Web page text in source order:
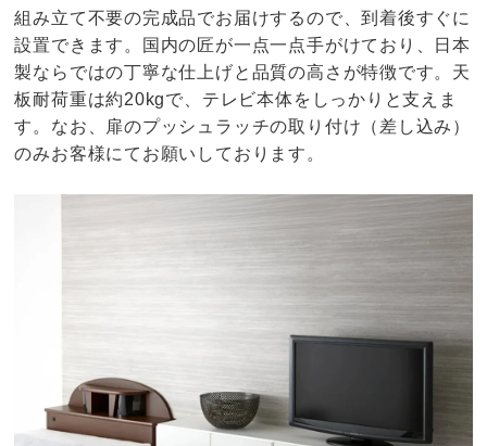
組み立て不要の完成品でお届けするので、到着後すぐに
設置できます。国内の匠が一点一点手がけており、日本
製ならではの丁寧な仕上げと品質の高さが特徴です。天
板耐荷重は約20kgで、テレビ本体をしっかりと支えま
す。なお、扉のプッシュラッチの取り付け（差し込み）
のみお客様にてお願いしております。